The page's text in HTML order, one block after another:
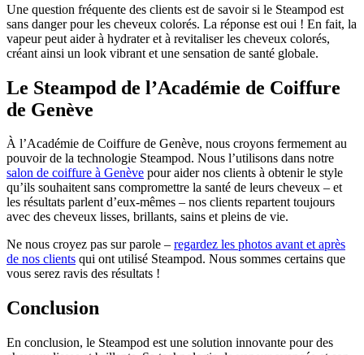
Une question fréquente des clients est de savoir si le Steampod est
sans danger pour les cheveux colorés. La réponse est oui ! En fait, la
vapeur peut aider à hydrater et à revitaliser les cheveux colorés,
créant ainsi un look vibrant et une sensation de santé globale.
Le Steampod de l’Académie de Coiffure
de Genève
À l’Académie de Coiffure de Genève, nous croyons fermement au
pouvoir de la technologie Steampod. Nous l’utilisons dans notre
salon de coiffure à Genève pour aider nos clients à obtenir le style
qu’ils souhaitent sans compromettre la santé de leurs cheveux – et
les résultats parlent d’eux-mêmes – nos clients repartent toujours
avec des cheveux lisses, brillants, sains et pleins de vie.
Ne nous croyez pas sur parole – regardez les photos avant et après
de nos clients qui ont utilisé Steampod. Nous sommes certains que
vous serez ravis des résultats !
Conclusion
En conclusion, le Steampod est une solution innovante pour des